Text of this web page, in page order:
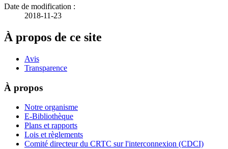
Date de modification :
2018-11-23
À propos de ce site
Avis
Transparence
À propos
Notre organisme
E-Bibliothèque
Plans et rapports
Lois et règlements
Comité directeur du CRTC sur l'interconnexion (CDCI)